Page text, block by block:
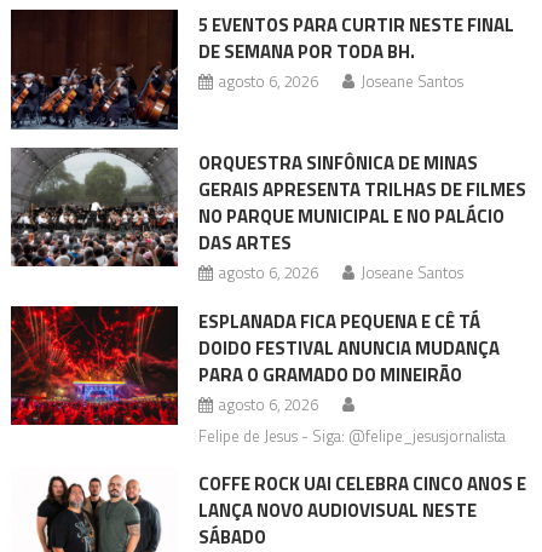
5 EVENTOS PARA CURTIR NESTE FINAL
DE SEMANA POR TODA BH.
agosto 6, 2026 Joseane Santos
ORQUESTRA SINFÔNICA DE MINAS
GERAIS APRESENTA TRILHAS DE FILMES
NO PARQUE MUNICIPAL E NO PALÁCIO
DAS ARTES
agosto 6, 2026 Joseane Santos
ESPLANADA FICA PEQUENA E CÊ TÁ
DOIDO FESTIVAL ANUNCIA MUDANÇA
PARA O GRAMADO DO MINEIRÃO
agosto 6, 2026
Felipe de Jesus - Siga: @felipe_jesusjornalista
COFFE ROCK UAI CELEBRA CINCO ANOS E
LANÇA NOVO AUDIOVISUAL NESTE
SÁBADO